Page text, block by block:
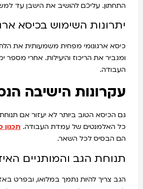
התחתון. עליכם להושיב את הישבן עד
יתרונות השימוש בכיסא
כיסא ארגונומי מפחית משמעותית את
ומגביר את הריכוז והיעילות. אחרי
העבודה.
עקרונות הישיבה
גם הכיסא הטוב ביותר לא יעזור אם
כל האלמנטים של עמדת העבודה. תכנון
הם הבסיס לכל השאר.
תנוחת הגב והמותניים
הגב צריך להיות נתמך במלואו, ובפרט